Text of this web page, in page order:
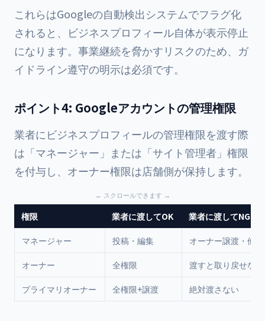
これらはGoogleの自動検出システムでフラグ化
されると、ビジネスプロフィール自体が表示停止
になります。事業継続を脅かすリスクのため、ガ
イドライン遵守の明示は必須です。
ポイント4: Googleアカウントの管理権限
業者にビジネスプロフィールの管理権限を渡す際
は「マネージャー」または「サイト管理者」権限
を付与し、オーナー権限は店舗側が保持します。
権限 業者に渡してOK 業者に渡してNG
マネージャー 投稿・編集 オーナー譲渡・他
オーナー 全権限 渡すと取り戻せな
プライマリオーナー 全権限+譲渡 絶対渡さない